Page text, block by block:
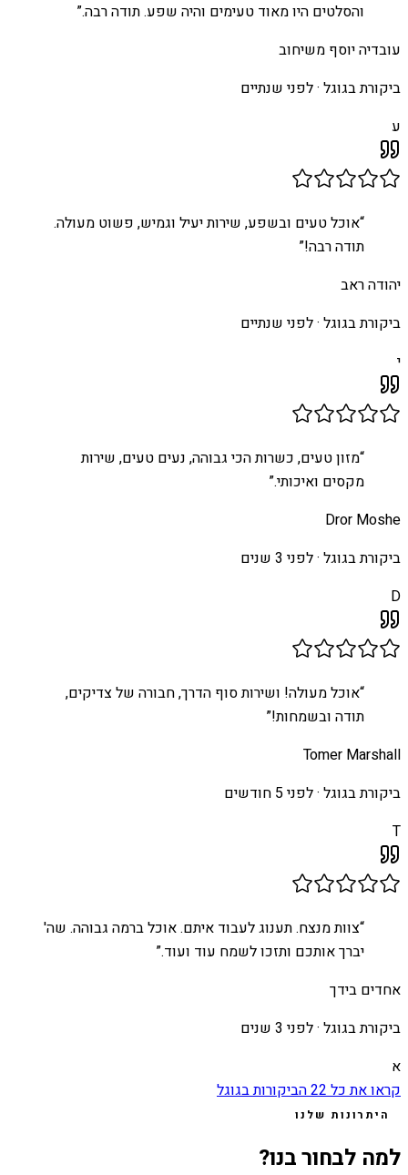
והסלטים היו מאוד טעימים והיה שפע. תודה רבה.”
עובדיה יוסף משיחוב
ביקורת בגוגל ·לפני שנתיים
ע
“אוכל טעים ובשפע, שירות יעיל וגמיש, פשוט מעולה.
תודה רבה!”
יהודה ראב
ביקורת בגוגל ·לפני שנתיים
י
“מזון טעים, כשרות הכי גבוהה, נעים טעים, שירות
מקסים ואיכותי.”
Dror Moshe
ביקורת בגוגל ·לפני 3 שנים
D
“אוכל מעולה! ושירות סוף הדרך, חבורה של צדיקים,
תודה ובשמחות!”
Tomer Marshall
ביקורת בגוגל ·לפני 5 חודשים
T
“צוות מנצח. תענוג לעבוד איתם. אוכל ברמה גבוהה. שה'
יברך אותכם ותזכו לשמח עוד ועוד.”
אחדים בידך
ביקורת בגוגל ·לפני 3 שנים
א
קראו את כל22הביקורות בגוגל
היתרונות שלנו
למה לבחור בנו?